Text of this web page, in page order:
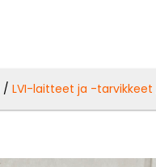
/LVI-laitteet ja -tarvikkeet